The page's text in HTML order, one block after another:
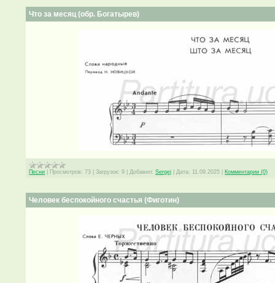
Что за месяц (обр. Богатырев)
Песни Просмотров: 73 |Загрузок: 9 |Добавил: Sergej |Дата: 11.09.2025 Комментарии (0)
Человек беспокойного счастья (Фиготин)